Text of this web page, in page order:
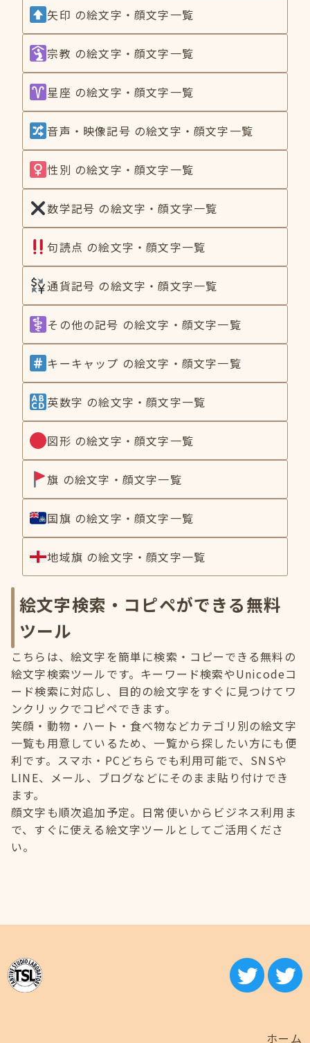
矢印 の絵文字・顔文字一覧
宗教 の絵文字・顔文字一覧
星座 の絵文字・顔文字一覧
音声・映像記号 の絵文字・顔文字一覧
性別 の絵文字・顔文字一覧
数学記号 の絵文字・顔文字一覧
句読点 の絵文字・顔文字一覧
通貨記号 の絵文字・顔文字一覧
その他の記号 の絵文字・顔文字一覧
キーキャップ の絵文字・顔文字一覧
英数字 の絵文字・顔文字一覧
図形 の絵文字・顔文字一覧
旗 の絵文字・顔文字一覧
国旗 の絵文字・顔文字一覧
地域旗 の絵文字・顔文字一覧
絵文字検索・コピペができる無料
ツール
こちらは、絵文字を簡単に検索・コピーできる無料の
絵文字検索ツールです。キーワード検索やUnicodeコ
ード検索に対応し、目的の絵文字をすぐに見つけてワ
ンクリックでコピペできます。
笑顔・動物・ハート・食べ物などカテゴリ別の絵文字
一覧も用意しているため、一覧から探したい方にも便
利です。スマホ・PCどちらでも利用可能で、SNSや
LINE、メール、ブログなどにそのまま貼り付けでき
ます。
顔文字も順次追加予定。日常使いからビジネス利用ま
で、すぐに使える絵文字ツールとしてご活用くださ
い。
ホーム